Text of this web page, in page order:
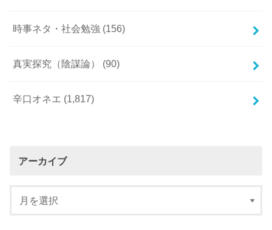
時事ネタ・社会勉強 (156)
真実探究（陰謀論） (90)
辛口オネエ (1,817)
アーカイブ